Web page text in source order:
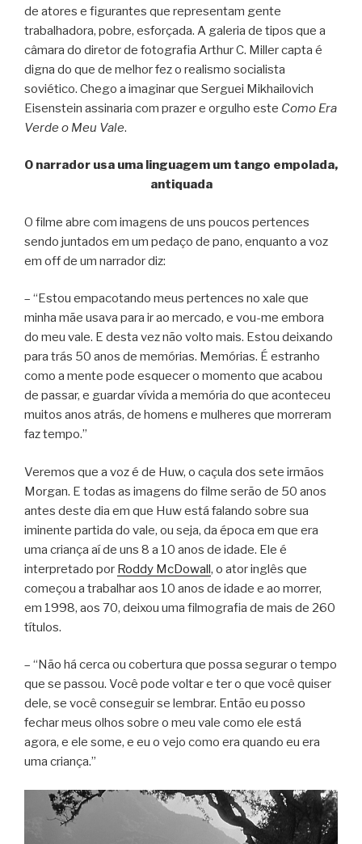
de atores e figurantes que representam gente
trabalhadora, pobre, esforçada. A galeria de tipos que a
câmara do diretor de fotografia Arthur C. Miller capta é
digna do que de melhor fez o realismo socialista
soviético. Chego a imaginar que Serguei Mikhailovich
Eisenstein assinaria com prazer e orgulho este Como Era
Verde o Meu Vale.
O narrador usa uma linguagem um tango empolada,
antiquada
O filme abre com imagens de uns poucos pertences
sendo juntados em um pedaço de pano, enquanto a voz
em off de um narrador diz:
– “Estou empacotando meus pertences no xale que
minha mãe usava para ir ao mercado, e vou-me embora
do meu vale. E desta vez não volto mais. Estou deixando
para trás 50 anos de memórias. Memórias. É estranho
como a mente pode esquecer o momento que acabou
de passar, e guardar vívida a memória do que aconteceu
muitos anos atrás, de homens e mulheres que morreram
faz tempo.”
Veremos que a voz é de Huw, o caçula dos sete irmãos
Morgan. E todas as imagens do filme serão de 50 anos
antes deste dia em que Huw está falando sobre sua
iminente partida do vale, ou seja, da época em que era
uma criança aí de uns 8 a 10 anos de idade. Ele é
interpretado por Roddy McDowall, o ator inglês que
começou a trabalhar aos 10 anos de idade e ao morrer,
em 1998, aos 70, deixou uma filmografia de mais de 260
títulos.
– “Não há cerca ou cobertura que possa segurar o tempo
que se passou. Você pode voltar e ter o que você quiser
dele, se você conseguir se lembrar. Então eu posso
fechar meus olhos sobre o meu vale como ele está
agora, e ele some, e eu o vejo como era quando eu era
uma criança.”